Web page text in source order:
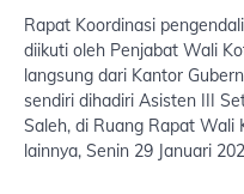
Rapat Koordinasi
diikuti oleh Penjabat Wali
langsung dari Kantor
sendiri dihadiri Asisten III
Saleh, di Ruang Rapat
lainnya, Senin 29 Januari